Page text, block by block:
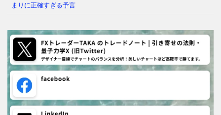
まりに正確すぎる予言